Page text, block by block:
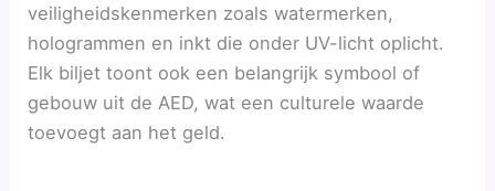
veiligheidskenmerken zoals watermerken,
hologrammen en inkt die onder UV-licht oplicht.
Elk biljet toont ook een belangrijk symbool of
gebouw uit de AED, wat een culturele waarde
toevoegt aan het geld.